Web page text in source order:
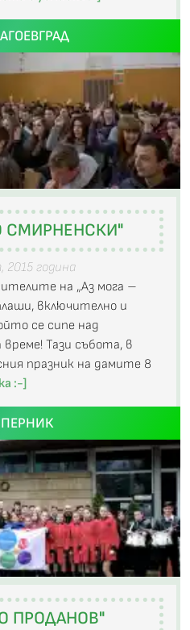
СМИРНЕНСКИ"
2015 година
на „Аз мога –
включително и
се сипе над
Тази събота, в
празник на дамите 8
:-]
ПЕРНИК
ПРОДАНОВ"